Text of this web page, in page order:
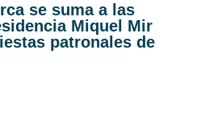
se suma a las
Miquel Mir
patronales de